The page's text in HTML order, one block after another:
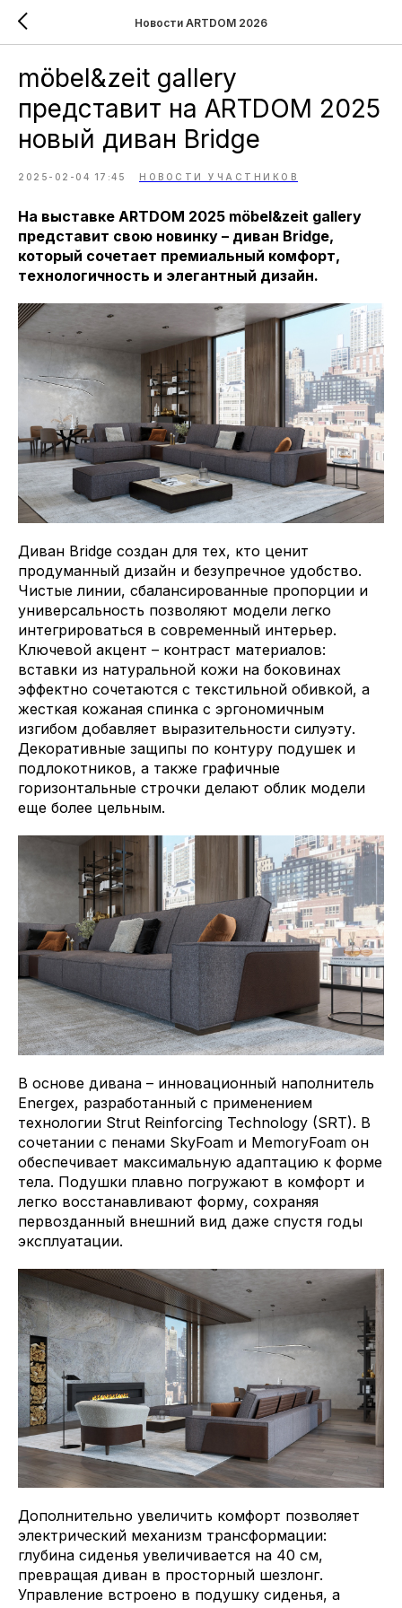
Новости ARTDOM 2026
möbel&zeit gallery
представит на ARTDOM 2025
новый диван Bridge
2025-02-04 17:45 НОВОСТИ УЧАСТНИКОВ
На выставке ARTDOM 2025 möbel&zeit gallery
представит свою новинку – диван Bridge,
который сочетает премиальный комфорт,
технологичность и элегантный дизайн.
Диван Bridge создан для тех, кто ценит
продуманный дизайн и безупречное удобство.
Чистые линии, сбалансированные пропорции и
универсальность позволяют модели легко
интегрироваться в современный интерьер.
Ключевой акцент – контраст материалов:
вставки из натуральной кожи на боковинах
эффектно сочетаются с текстильной обивкой, а
жесткая кожаная спинка с эргономичным
изгибом добавляет выразительности силуэту.
Декоративные защипы по контуру подушек и
подлокотников, а также графичные
горизонтальные строчки делают облик модели
еще более цельным.
В основе дивана – инновационный наполнитель
Energex, разработанный с применением
технологии Strut Reinforcing Technology (SRT). В
сочетании с пенами SkyFoam и MemoryFoam он
обеспечивает максимальную адаптацию к форме
тела. Подушки плавно погружают в комфорт и
легко восстанавливают форму, сохраняя
первозданный внешний вид даже спустя годы
эксплуатации.
Дополнительно увеличить комфорт позволяет
электрический механизм трансформации:
глубина сиденья увеличивается на 40 см,
превращая диван в просторный шезлонг.
Управление встроено в подушку сиденья, а